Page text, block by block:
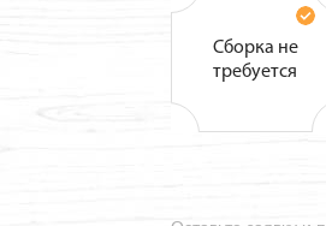
Сборка не
требуется